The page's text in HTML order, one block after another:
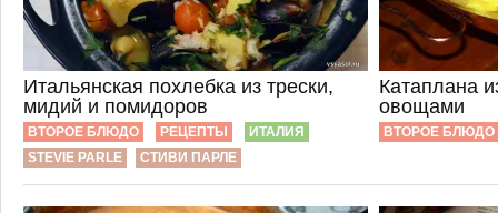
Итальянская похлебка из трески,
мидий и помидоров
ВТОРОЕ БЛЮДО РЕЦЕПТЫ
ИТАЛИЯ
STEVIE PARLE
СТИВИ ПАРЛЕ
Катаплана
овощами
ВТОРОЕ БЛЮДО